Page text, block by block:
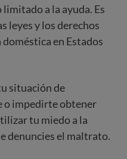
a la ayuda. Es
leyes y los derechos
en Estados
situación de
o impedirte obtener
tu miedo a la
denuncies el maltrato.